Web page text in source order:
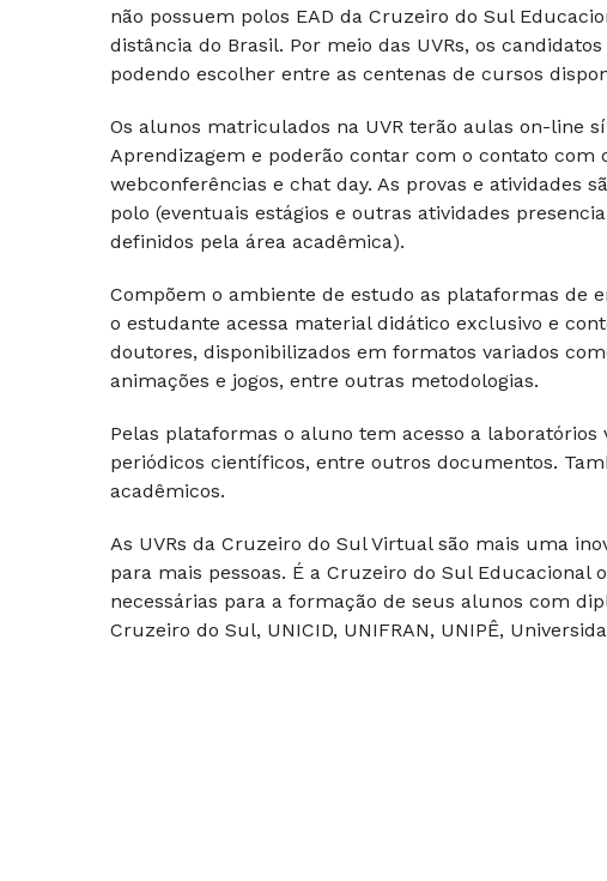
não possuem polos EAD da Cruzeiro do Sul
distância do Brasil. Por meio das UVRs, os
podendo escolher entre as centenas de cursos
Os alunos matriculados na UVR terão aulas on-line
Aprendizagem e poderão contar com o contato
webconferências e chat day. As provas e atividades
polo (eventuais estágios e outras atividades
definidos pela área acadêmica).
Compõem o ambiente de estudo as plataformas de
o estudante acessa material didático exclusivo e
doutores, disponibilizados em formatos variados
animações e jogos, entre outras metodologias.
Pelas plataformas o aluno tem acesso a
periódicos científicos, entre outros documentos.
acadêmicos.
As UVRs da Cruzeiro do Sul Virtual são mais uma
para mais pessoas. É a Cruzeiro do Sul
necessárias para a formação de seus alunos com
Cruzeiro do Sul, UNICID, UNIFRAN, UNIPÊ,